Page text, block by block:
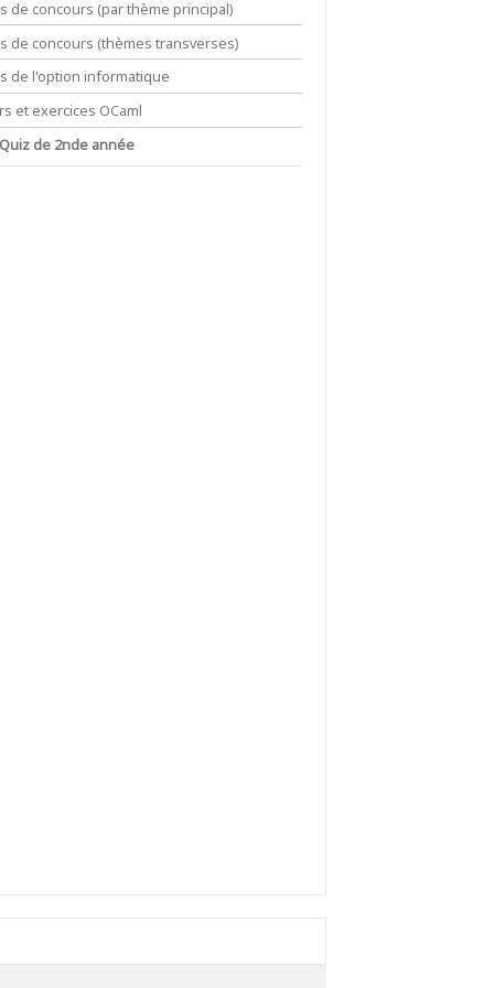
M},Z\subset X\cap Y}
M},A\cap X=B\cap X}
de concours (par thème principal)
de concours (thèmes transverses)
de l'option informatique
et exercices OCaml
de 2nde année